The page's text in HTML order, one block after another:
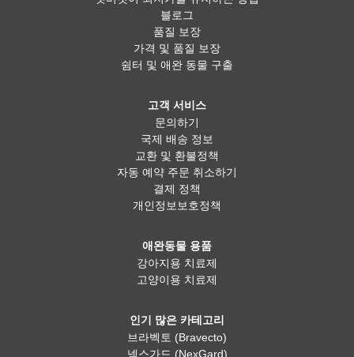
블로그
품질 보장
가격 및 품질 보장
쉼터 및 애완 동물 구출
고객 서비스
문의하기
국제 배송 정보
교환 및 환불정책
자동 예약 주문 취소하기
결제 정책
개인정보보호정책
애완동물 용품
강아지용 치료제
고양이용 치료제
인기 많은 카테고리
브라벡토 (Bravecto)
넥스가드 (NexGard)